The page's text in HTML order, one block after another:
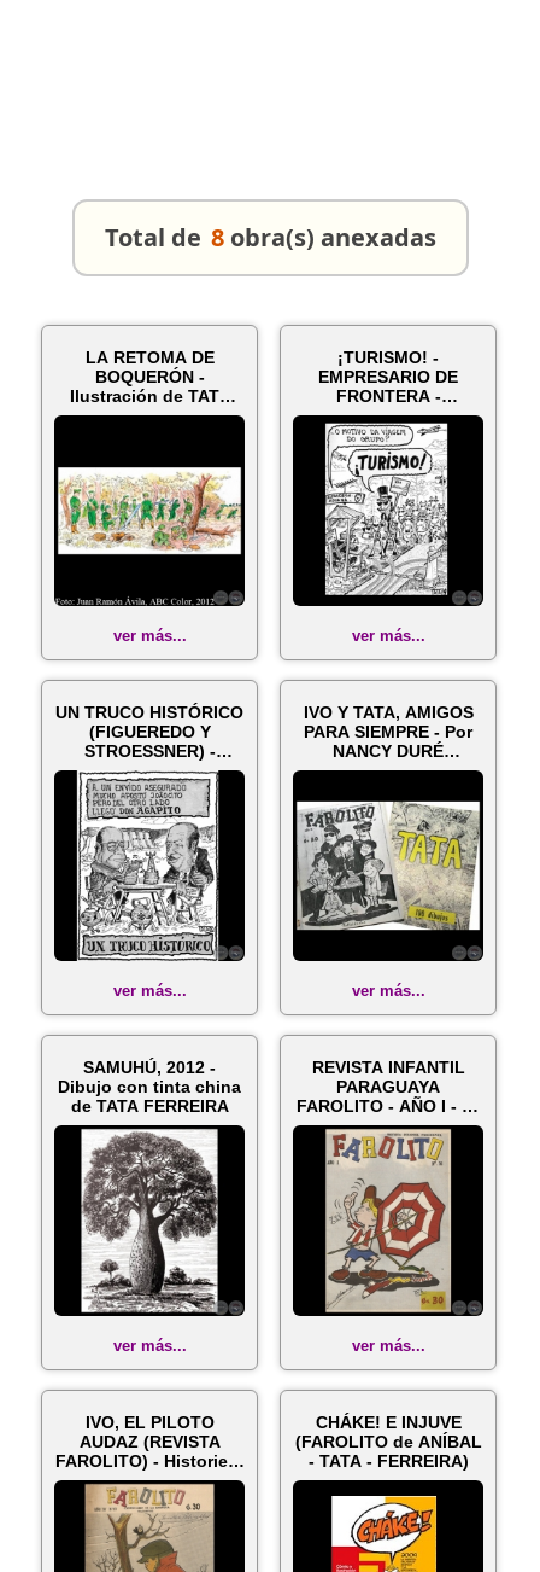
Total de 8 obra(s) anexadas
LA RETOMA DE
BOQUERÓN -
Ilustración de TATA
FERREIRA
ver más...
¡TURISMO! -
EMPRESARIO DE
FRONTERA -
Caricatura de TATA
FERREIRA
ver más...
UN TRUCO HISTÓRICO
(FIGUEREDO Y
STROESSNER) -
Caricatura de TATA ...
ver más...
IVO Y TATA, AMIGOS
PARA SIEMPRE - Por
NANCY DURÉ
CÁCERES, ABC COL...
ver más...
SAMUHÚ, 2012 -
Dibujo con tinta china
de TATA FERREIRA
ver más...
REVISTA INFANTIL
PARAGUAYA
FAROLITO - AÑO I - N°
16 - Dibujante: ...
ver más...
IVO, EL PILOTO
AUDAZ (REVISTA
FAROLITO) - Historieta
de TATA FERR...
CHÁKE! E INJUVE
(FAROLITO de ANÍBAL
- TATA - FERREIRA)